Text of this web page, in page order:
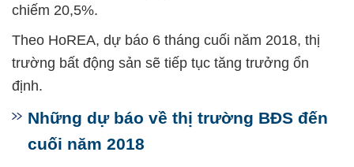
chiếm 20,5%.
Theo HoREA, dự báo 6 tháng cuối năm 2018, thị
trường bất động sản sẽ tiếp tục tăng trưởng ổn
định.
Những dự báo về thị trường BĐS đến
cuối năm 2018